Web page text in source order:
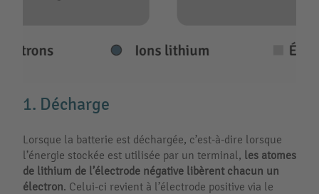
1. Décharge
Lorsque la batterie est déchargée, c’est-à-dire lorsque
l’énergie stockée est utilisée par un terminal, les atomes
de lithium de l’électrode négative libèrent chacun un
électron. Celui-ci revient à l’électrode positive via le